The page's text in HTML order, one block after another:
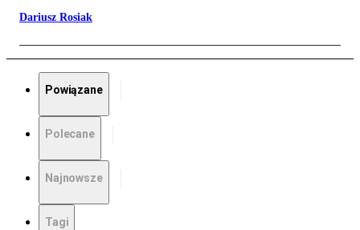
Dariusz Rosiak
Powiązane
Polecane
Najnowsze
Tagi